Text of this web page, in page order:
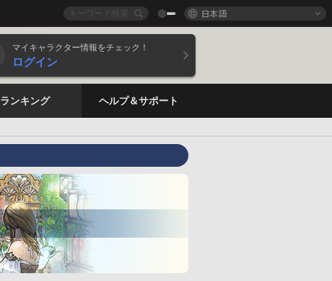
日本語
マイキャラクター情報をチェック！
ログイン
ランキング ヘルプ＆サポート